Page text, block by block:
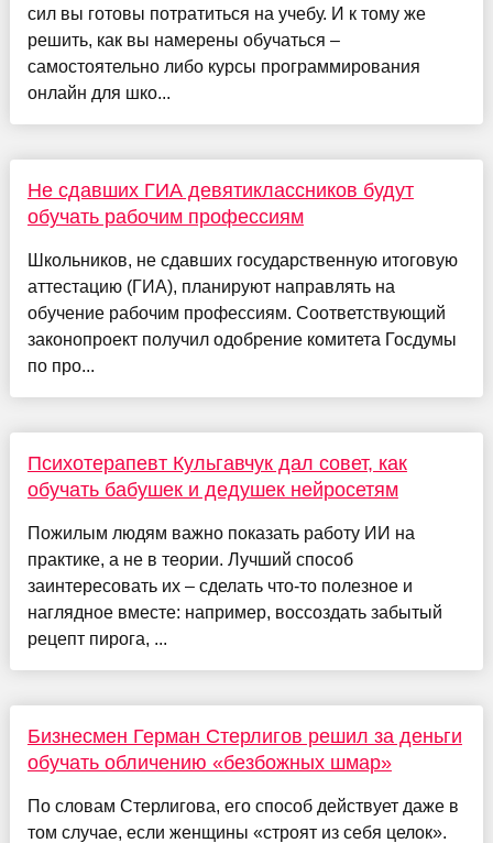
сил вы готовы потратиться на учебу. И к тому же
решить, как вы намерены обучаться –
самостоятельно либо курсы программирования
онлайн для шко...
Не сдавших ГИА девятиклассников будут
обучать рабочим профессиям
Школьников, не сдавших государственную итоговую
аттестацию (ГИА), планируют направлять на
обучение рабочим профессиям. Соответствующий
законопроект получил одобрение комитета Госдумы
по про...
Психотерапевт Кульгавчук дал совет, как
обучать бабушек и дедушек нейросетям
Пожилым людям важно показать работу ИИ на
практике, а не в теории. Лучший способ
заинтересовать их – сделать что-то полезное и
наглядное вместе: например, воссоздать забытый
рецепт пирога, ...
Бизнесмен Герман Стерлигов решил за деньги
обучать обличению «безбожных шмар»
По словам Стерлигова, его способ действует даже в
том случае, если женщины «строят из себя целок».